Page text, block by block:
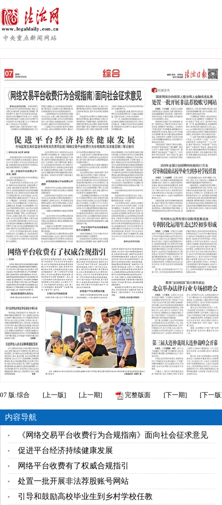
07 版:综合 [上一版] [上一期] 完整版面 [下一期] [下一版
内容导航
《网络交易平台收费行为合规指南》面向社会征求意见
促进平台经济持续健康发展
网络平台收费有了权威合规指引
处置一批开展非法荐股账号网站
引导和鼓励高校毕业生到乡村学校任教